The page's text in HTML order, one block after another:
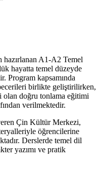
hazırlanan A1-A2 Temel
hayatta temel düzeyde
Program kapsamında
birlikte geliştirilirken,
olan doğru tonlama eğitimi
verilmektedir.
Çin Kültür Merkezi,
öğrencilerine
Derslerde temel dil
yazımı ve pratik